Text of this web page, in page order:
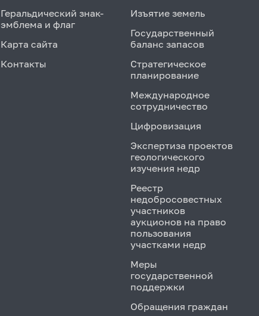
Геральдический знак-
эмблема и флаг
Карта сайта
Контакты
Изъятие земель
Государственный
баланс запасов
Стратегическое
планирование
Международное
сотрудничество
Цифровизация
Экспертиза проектов
геологического
изучения недр
Реестр
недобросовестных
участников
аукционов на право
пользования
участками недр
Меры
государственной
поддержки
Обращения граждан